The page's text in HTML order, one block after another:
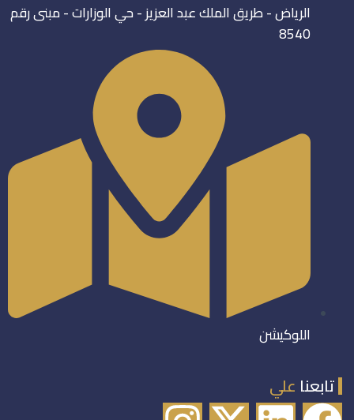
الرياض - طريق الملك عبد العزيز - حي الوزارات - مبنى رقم
8540
اللوكيشن
تابعنا علي